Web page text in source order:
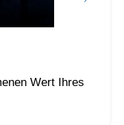
Wert Ihres